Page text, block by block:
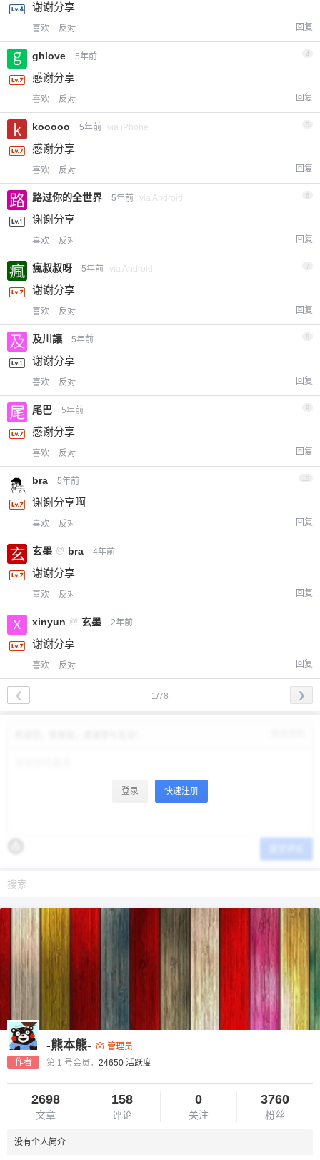
谢谢分享
喜欢 反对 回复
ghlove 5年前 4
感谢分享
喜欢 反对 回复
kooooo 5年前 via iPhone 5
感谢分享
喜欢 反对 回复
路过你的全世界 5年前 via Android 6
谢谢分享
喜欢 反对 回复
瘋叔叔呀 5年前 via Android 7
谢谢分享
喜欢 反对 回复
及川讓 5年前
谢谢分享
喜欢 反对 回复
尾巴 5年前 9
感谢分享
喜欢 反对 回复
bra 5年前 10
谢谢分享啊
喜欢 反对 回复
玄墨 @ bra 4年前
谢谢分享
喜欢 反对 回复
xinyun @ 玄墨 2年前
谢谢分享
喜欢 反对 回复
1/78
❮ ❯
登录 快速注册
作者
-熊本熊-
管理员
第 1 号会员， 24650 活跃度
2698
文章
158
评论
0
关注
3760
粉丝
没有个人简介